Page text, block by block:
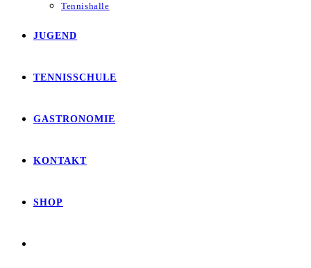
Tennishalle
JUGEND
TENNISSCHULE
GASTRONOMIE
KONTAKT
SHOP